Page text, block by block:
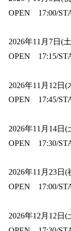
OPEN 17:00/
2026年11月7日(
OPEN 17:15/
2026年11月12
OPEN 17:45/
2026年11月14
OPEN 17:30/
2026年11月23
OPEN 17:00/
2026年12月12